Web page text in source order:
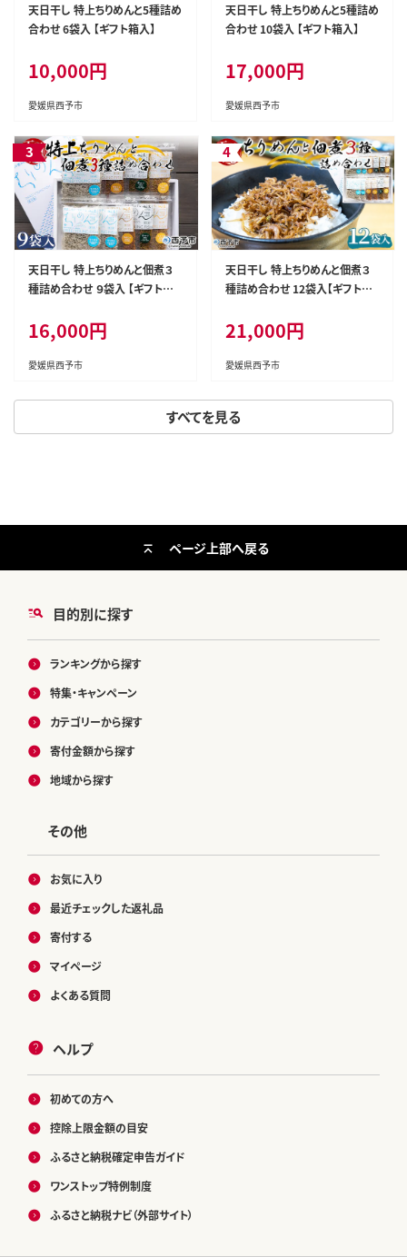
すべてを見る
天日干し 特上ちりめんと5種詰め
合わせ 6袋入 【ギフト箱入】
10,000円
愛媛県西予市
天日干し 特上ちりめんと5種詰め
合わせ 10袋入 【ギフト箱入】
17,000円
愛媛県西予市
天日干し 特上ちりめんと佃煮３
種詰め合わせ ９袋入 【ギフト箱
16,000円
愛媛県西予市
天日干し 特上ちりめんと佃煮３
種詰め合わせ 12袋入【ギフト箱
21,000円
愛媛県西予市
目的別に探す
ランキングから探す
特集・キャンペーン
カテゴリーから探す
寄付金額から探す
地域から探す
その他
お気に入り
最近チェックした返礼品
寄付する
マイページ
よくある質問
ヘルプ
初めての方へ
控除上限金額の目安
ふるさと納税確定申告ガイド
ワンストップ特例制度
ふるさと納税ナビ（外部サイト）
ページ上部へ戻る